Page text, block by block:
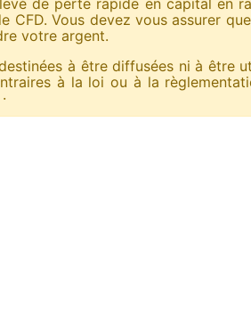
Vous devez vous assurer
votre argent.
à être diffusées ni à être
à la loi ou à la